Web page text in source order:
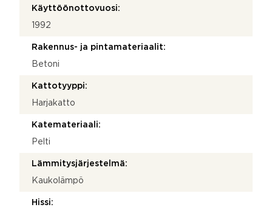
Käyttöönottovuosi:
1992
Rakennus- ja pintamateriaalit:
Betoni
Kattotyyppi:
Harjakatto
Katemateriaali:
Pelti
Lämmitysjärjestelmä:
Kaukolämpö
Hissi: